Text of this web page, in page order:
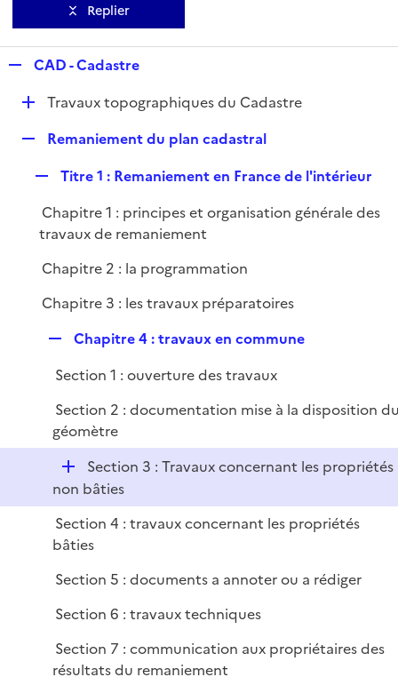
Replier
p
CAD - Cadastre
D
e
r
Travaux topographiques du Cadastre
p
e
r
Remaniement du plan cadastral
p
l
i
r
Titre 1 : Remaniement en France de l'intérieur
Chapitre 1 : principes et organisation générale des
travaux de remaniement
Chapitre 2 : la programmation
Chapitre 3 : les travaux préparatoires
p
i
e
r
Chapitre 4 : travaux en commune
Section 1 : ouverture des travaux
Section 2 : documentation mise à la disposition
géomètre
D
é
p
l
i
e
Section 3 : Travaux concernant les propriétés
non bâties
Section 4 : travaux concernant les propriétés
bâties
Section 5 : documents a annoter ou a rédiger
Section 6 : travaux techniques
Section 7 : communication aux propriétaires des
résultats du remaniement